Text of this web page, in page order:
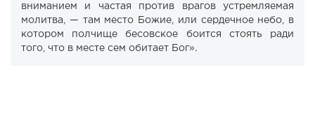
вниманием и частая против врагов устремляемая
молитва, — там место Божие, или сердечное небо, в
котором полчище бесовское боится стоять ради
того, что в месте сем обитает Бог».